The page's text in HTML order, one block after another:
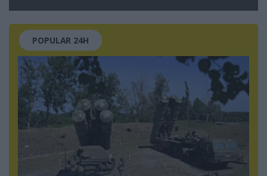
POPULAR 24H